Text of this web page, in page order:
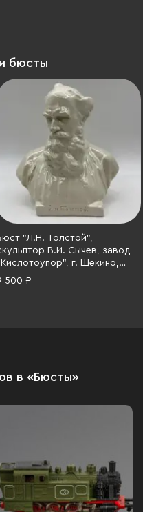
бюсты
"Л.Н. Толстой",
В.И. Сычев, завод
г. Щекино,
глазурь, СССР, 1950-
500 ₽
в «Бюсты»